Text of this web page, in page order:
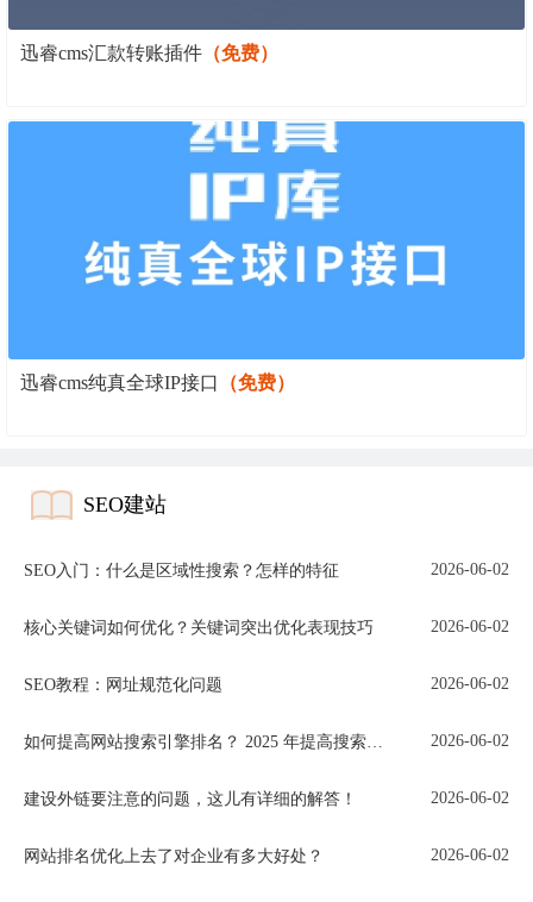
迅睿cms汇款转账插件 （免费）
迅睿cms纯真全球IP接口 （免费）
SEO建站
SEO入门：什么是区域性搜索？怎样的特征 2026-06-02
核心关键词如何优化？关键词突出优化表现技巧 2026-06-02
SEO教程：网址规范化问题 2026-06-02
如何提高网站搜索引擎排名？ 2025 年提高搜索引擎排名的 10 个技巧 2026-06-02
建设外链要注意的问题，这儿有详细的解答！ 2026-06-02
网站排名优化上去了对企业有多大好处？ 2026-06-02